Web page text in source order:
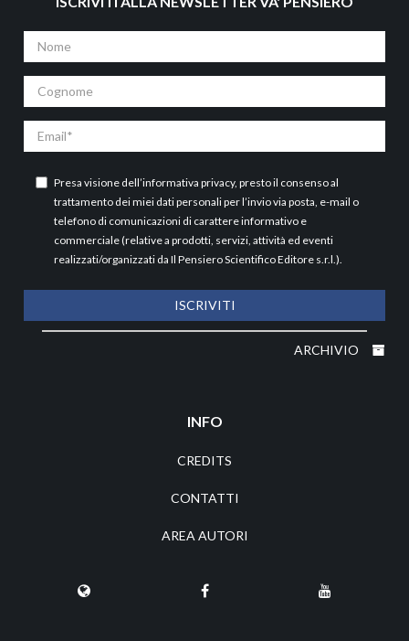
Nome
Cognome
Email
Presa visione dell’informativa privacy, presto il consenso al
trattamento dei miei dati personali per l’invio via posta, e-mail o
telefono di comunicazioni di carattere informativo e
commerciale (relative a prodotti, servizi, attività ed eventi
realizzati/organizzati da Il Pensiero Scientifico Editore s.r.l.).
ISCRIVITI
ARCHIVIO
INFO
CREDITS
CONTATTI
AREA AUTORI